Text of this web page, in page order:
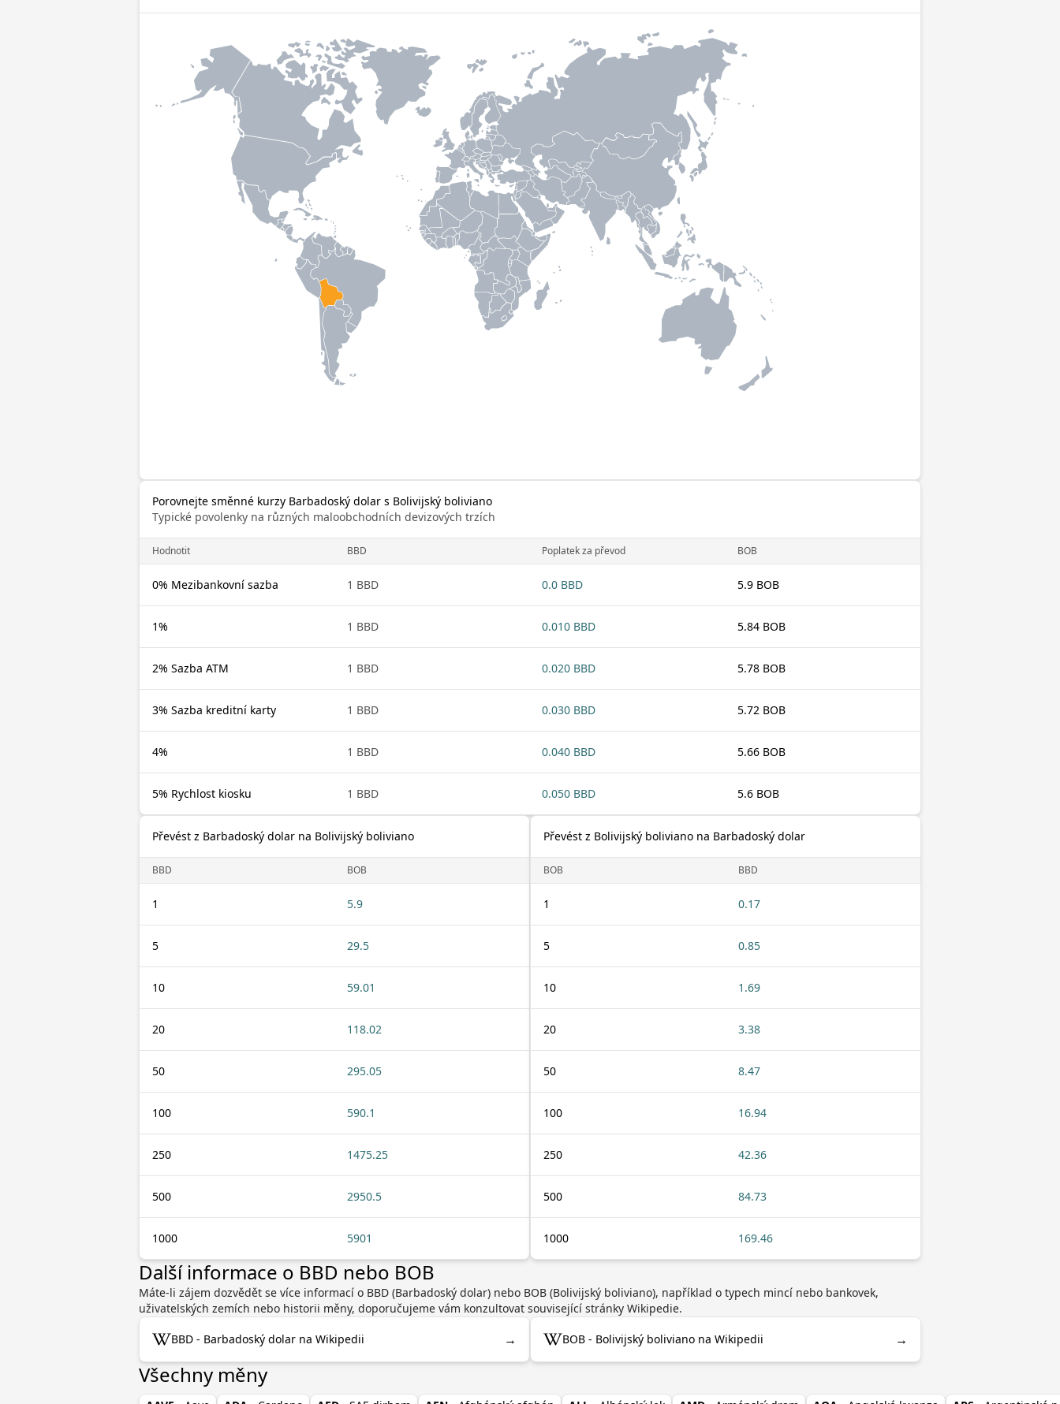
Porovnejte směnné kurzy Barbadoský dolar s Bolivijský boliviano
Typické povolenky na různých maloobchodních devizových trzích
Hodnotit BBD Poplatek za převod BOB
0% Mezibankovní sazba 1 BBD 0.0 BBD 5.9 BOB
1% 1 BBD 0.010 BBD 5.84 BOB
2% Sazba ATM 1 BBD 0.020 BBD 5.78 BOB
3% Sazba kreditní karty 1 BBD 0.030 BBD 5.72 BOB
4% 1 BBD 0.040 BBD 5.66 BOB
5% Rychlost kiosku 1 BBD 0.050 BBD 5.6 BOB
Převést z Barbadoský dolar na Bolivijský boliviano
BBD BOB
1 5.9
5 29.5
10 59.01
20 118.02
50 295.05
100 590.1
250 1475.25
500 2950.5
1000 5901
Převést z Bolivijský boliviano na Barbadoský dolar
BOB BBD
1 0.17
5 0.85
10 1.69
20 3.38
50 8.47
100 16.94
250 42.36
500 84.73
1000 169.46
Další informace o BBD nebo BOB
Máte-li zájem dozvědět se více informací o BBD (Barbadoský dolar) nebo BOB (Bolivijský boliviano), například o typech mincí nebo bankovek,
uživatelských zemích nebo historii měny, doporučujeme vám konzultovat související stránky Wikipedie.
BBD - Barbadoský dolar na Wikipedii → BOB - Bolivijský boliviano na Wikipedii →
Všechny měny